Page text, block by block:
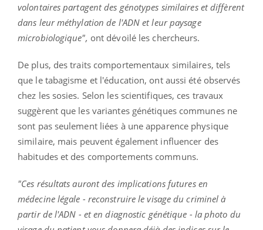
volontaires partagent des génotypes similaires et diffèrent
dans leur méthylation de l'ADN et leur paysage
microbiologique", ont dévoilé les chercheurs.
De plus, des traits comportementaux similaires, tels
que le tabagisme et l'éducation, ont aussi été observés
chez les sosies. Selon les scientifiques, ces travaux
suggèrent que les variantes génétiques communes ne
sont pas seulement liées à une apparence physique
similaire, mais peuvent également influencer des
habitudes et des comportements communs.
"Ces résultats auront des implications futures en
médecine légale - reconstruire le visage du criminel à
partir de l'ADN - et en diagnostic génétique - la photo du